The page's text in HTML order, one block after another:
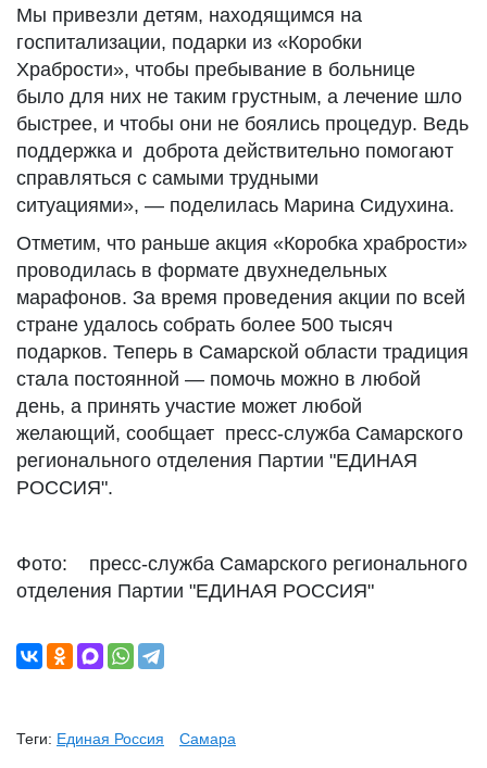
Мы привезли детям, находящимся на
госпитализации, подарки из «Коробки
Храбрости», чтобы пребывание в больнице
было для них не таким грустным, а лечение шло
быстрее, и чтобы они не боялись процедур. Ведь
поддержка и доброта действительно помогают
справляться с самыми трудными
ситуациями», — поделилась Марина Сидухина.
Отметим, что раньше акция «Коробка храбрости»
проводилась в формате двухнедельных
марафонов. За время проведения акции по всей
стране удалось собрать более 500 тысяч
подарков. Теперь в Самарской области традиция
стала постоянной — помочь можно в любой
день, а принять участие может любой
желающий, сообщает пресс-служба Самарского
регионального отделения Партии "ЕДИНАЯ
РОССИЯ".
Фото: пресс-служба Самарского регионального
отделения Партии "ЕДИНАЯ РОССИЯ"
Теги: Единая Россия Самара